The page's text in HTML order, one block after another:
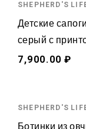
SHEPHERD'S
Детские
серый с
7,900.00 ₽
SHEPHERD'S
Ботинки из